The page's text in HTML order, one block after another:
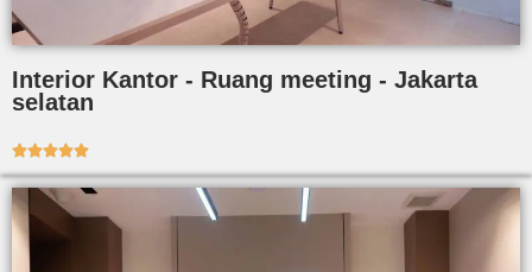
Interior Kantor - Ruang meeting - Jakarta
selatan
